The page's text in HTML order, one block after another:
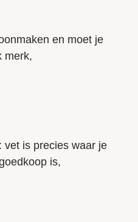
en moet je
merk,
vet is precies waar je
is,